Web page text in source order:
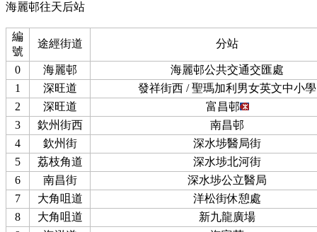
海麗邨往天后站
編
號
途經街道 分站
0 海麗邨
海麗邨公共交通交匯處
1
深旺道
發祥街西 / 聖瑪加利男女英文中小學
2
深旺道
富昌邨
3
欽州街西
南昌邨
4
欽州街
深水埗醫局街
5
荔枝角道
深水埗北河街
6
南昌街
深水埗公立醫局
7
大角咀道
洋松街休憩處
8
大角咀道
新九龍廣場